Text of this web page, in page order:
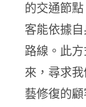
的交通節
客能依據
路線。此
來，尋求
藝修復的